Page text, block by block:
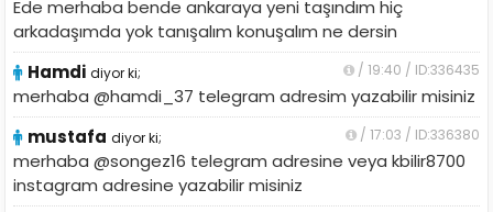
Ede merhaba bende ankaraya yeni taşındım hiç
arkadaşımda yok tanışalım konuşalım ne dersin
Hamdi diyor ki; / 19:40 / ID:336435
merhaba @hamdi_37 telegram adresim yazabilir misiniz
mustafa diyor ki; / 17:03 / ID:336380
merhaba @songez16 telegram adresine veya kbilir8700
instagram adresine yazabilir misiniz